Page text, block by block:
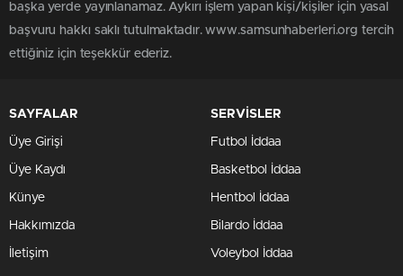
başka yerde yayınlanamaz. Aykırı işlem yapan kişi/kişiler için yasal
başvuru hakkı saklı tutulmaktadır. www.samsunhaberleri.org tercih
ettiğiniz için teşekkür ederiz.
SAYFALAR
Üye Girişi
Üye Kaydı
Künye
Hakkımızda
İletişim
SERVİSLER
Futbol İddaa
Basketbol İddaa
Hentbol İddaa
Bilardo İddaa
Voleybol İddaa